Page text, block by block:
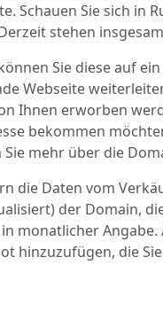
Schauen Sie sich in
stehen
Sie diese auf
Webseite
Ihnen erworben
bekommen
mehr über die
die Daten vom
der Domain,
monatlicher
hinzuzufügen, die